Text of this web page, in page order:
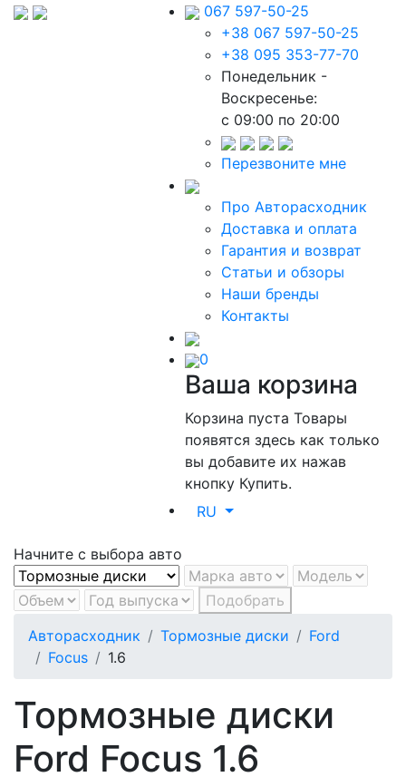
067 597-50-25
+38 067 597-50-25
+38 095 353-77-70
Понедельник -
Воскресенье:
c 09:00 по 20:00
Перезвоните мне
Про Авторасходник
Доставка и оплата
Гарантия и возврат
Статьи и обзоры
Наши бренды
Контакты
0
Ваша корзина
Корзина пустаТовары
появятся здесь как только
вы добавите их нажав
кнопку Купить.
RU
Начните с выбора авто
Подобрать
Авторасходник
Тормозные диски
Ford
Focus
1.6
Тормозные диски
Ford Focus 1.6